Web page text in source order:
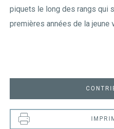
piquets le long des rangs qui
premières années de la jeune